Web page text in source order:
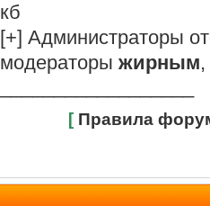
кб
[+] Администраторы
модераторы жирным
[ Правила